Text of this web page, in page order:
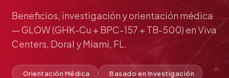
Salud del Adolescente
Salud de la Mujer
Medicina Concierge
Beneficios, investigación yorientación médica
—GLOW(GHK-Cu + BPC-157 + TB-500) enViva
Centers, Doral yMiami, FL.
Orientación Médica Basado en Investigación